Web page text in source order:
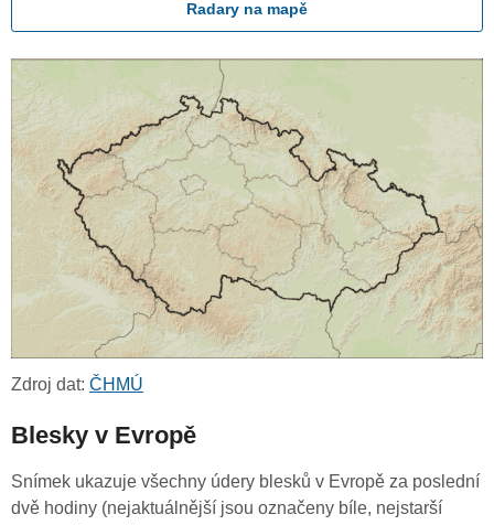
Radary na mapě
Zdroj dat: ČHMÚ
Blesky v Evropě
Snímek ukazuje všechny údery blesků v Evropě za poslední
dvě hodiny (nejaktuálnější jsou označeny bíle, nejstarší